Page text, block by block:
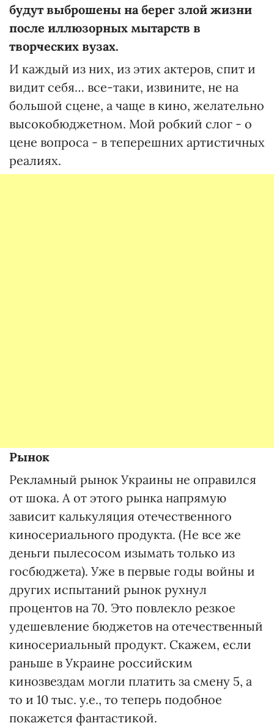
будут выброшены на берег злой жизни
после иллюзорных мытарств в
творческих вузах.
И каждый из них, из этих актеров, спит и
видит себя… все-таки, извините, не на
большой сцене, а чаще в кино, желательно
высокобюджетном. Мой робкий слог - о
цене вопроса - в теперешних артистичных
реалиях.
Рынок
Рекламный рынок Украины не оправился
от шока. А от этого рынка напрямую
зависит калькуляция отечественного
киносериального продукта. (Не все же
деньги пылесосом изымать только из
госбюджета). Уже в первые годы войны и
других испытаний рынок рухнул
процентов на 70. Это повлекло резкое
удешевление бюджетов на отечественный
киносериальный продукт. Скажем, если
раньше в Украине российским
кинозвездам могли платить за смену 5, а
то и 10 тыс. у.е., то теперь подобное
покажется фантастикой.